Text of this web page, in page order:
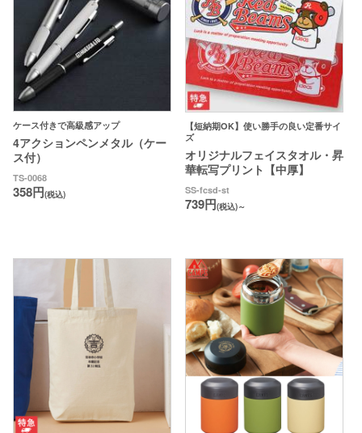
ケース付きで高級感アップ
4アクションペンメタル（ケー
ス付）
TS-0068
358円(税込)
【短納期OK】使い勝手の良い定番サイ
ズ
オリジナルフェイスタオル・昇
華転写プリント【中厚】
SS-fcsd-st
739円(税込)～